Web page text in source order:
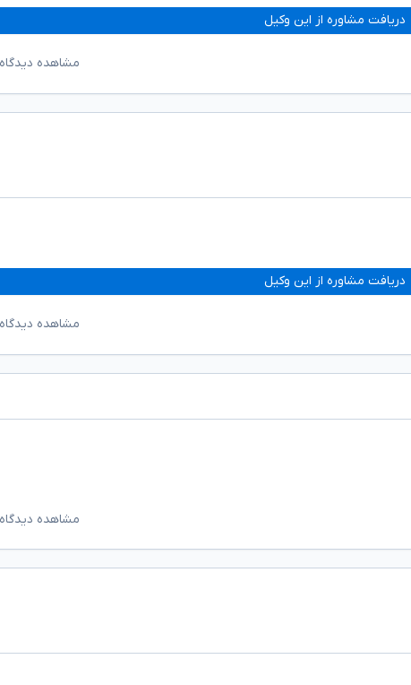
دریافت مشاوره از این وکیل
مشاهده
دریافت مشاوره از این وکیل
مشاهده
مشاهده